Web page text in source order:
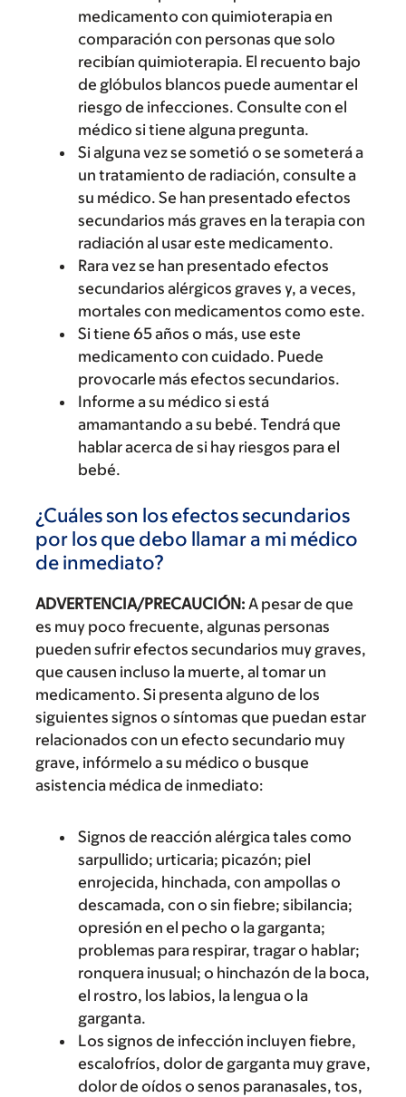
medicamento con quimioterapia en
comparación con personas que solo
recibían quimioterapia. El recuento bajo
de glóbulos blancos puede aumentar el
riesgo de infecciones. Consulte con el
médico si tiene alguna pregunta.
Si alguna vez se sometió o se someterá a
un tratamiento de radiación, consulte a
su médico. Se han presentado efectos
secundarios más graves en la terapia con
radiación al usar este medicamento.
Rara vez se han presentado efectos
secundarios alérgicos graves y, a veces,
mortales con medicamentos como este.
Si tiene 65 años o más, use este
medicamento con cuidado. Puede
provocarle más efectos secundarios.
Informe a su médico si está
amamantando a su bebé. Tendrá que
hablar acerca de si hay riesgos para el
bebé.
¿Cuáles son los efectos secundarios
por los que debo llamar a mi médico
de inmediato?
ADVERTENCIA/PRECAUCIÓN: A pesar de que
es muy poco frecuente, algunas personas
pueden sufrir efectos secundarios muy graves,
que causen incluso la muerte, al tomar un
medicamento. Si presenta alguno de los
siguientes signos o síntomas que puedan estar
relacionados con un efecto secundario muy
grave, infórmelo a su médico o busque
asistencia médica de inmediato:
Signos de reacción alérgica tales como
sarpullido; urticaria; picazón; piel
enrojecida, hinchada, con ampollas o
descamada, con o sin fiebre; sibilancia;
opresión en el pecho o la garganta;
problemas para respirar, tragar o hablar;
ronquera inusual; o hinchazón de la boca,
el rostro, los labios, la lengua o la
garganta.
Los signos de infección incluyen fiebre,
escalofríos, dolor de garganta muy grave,
dolor de oídos o senos paranasales, tos,